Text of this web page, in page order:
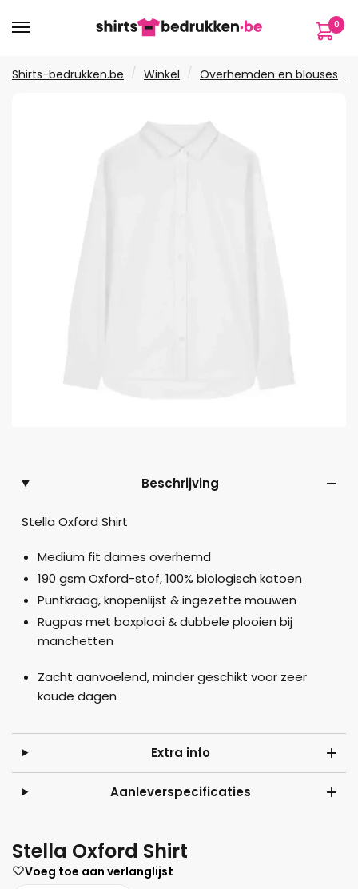
naar
naar
inhoud
0
Shirts-bedrukken.be / Winkel / Overhemden en blouses
Beschrijving
Stella Oxford Shirt
Medium fit dames overhemd
190 gsm Oxford-stof, 100% biologisch katoen
Puntkraag, knopenlijst & ingezette mouwen
Rugpas met boxplooi & dubbele plooien bij
manchetten
Zacht aanvoelend, minder geschikt voor zeer
koude dagen
Extra info
Aanleverspecificaties
Stella Oxford Shirt
Voeg toe aan verlanglijst